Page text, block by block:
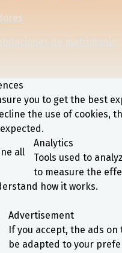
de matrimonio
you to get the best
the use of cookies,
all
Analytics
Tools used to
to measure the
how it works.
Advertisement
If you accept, the ads on
be adapted to your